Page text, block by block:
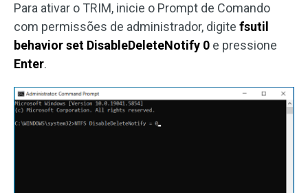
Para ativar o TRIM, inicie o Prompt de Comando
com permissões de administrador, digite fsutil
behavior set DisableDeleteNotify 0 e pressione
Enter.